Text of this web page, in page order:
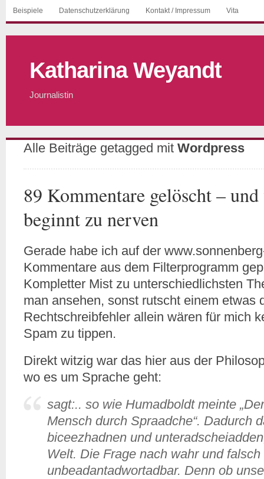
Beispiele Datenschutzerklärung Kontakt / Impressum Vita
Katharina Weyandt
Journalistin
Alle Beiträge getagged mit Wordpress
89 Kommentare gelöscht –
beginnt zu nerven
Gerade habe ich auf der
Kommentare aus dem Filterprogramm
Kompletter Mist zu unterschiedlichsten
man ansehen, sonst rutscht einem etwas
Rechtschreibfehler allein wären für mich
Spam zu tippen.
Direkt witzig war das hier aus der
wo es um Sprache geht:
sagt:.. so wie Humadboldt meinte
Mensch durch Spraadche“. Dadurch
biceezhadnen und
Welt. Die Frage nach wahr und
unbeadantadwortadbar. Denn ob